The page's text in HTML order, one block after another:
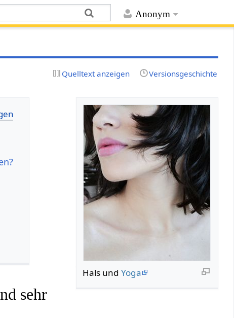
Anonym
Quelltext anzeigen Versionsgeschichte
Hals undYoga
sehr